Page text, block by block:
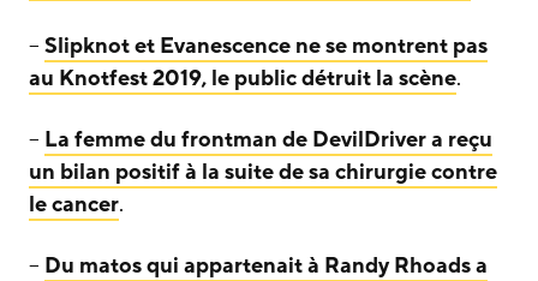
– Slipknot et Evanescence ne se montrent pas
au Knotfest 2019, le public détruit la scène.
– La femme du frontman de DevilDriver a reçu
un bilan positif à la suite de sa chirurgie contre
le cancer.
– Du matos qui appartenait à Randy Rhoads a